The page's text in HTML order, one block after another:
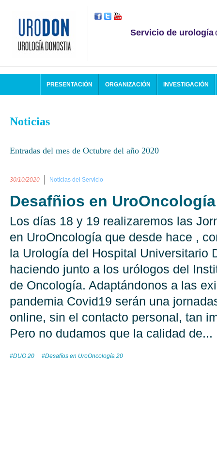
Servicio de urología
PRESENTACIÓN ORGANIZACIÓN INVESTIGACIÓN
Noticias
Entradas del mes de Octubre del año 2020
30/10/2020 Noticias del Servicio
Desafñios en UroOncología
Los días 18 y 19 realizaremos las
en UroOncología que desde hace ,
la Urología del Hospital Universitario
haciendo junto a los urólogos del
de Oncología. Adaptándonos a las
pandemia Covid19 serán una
online, sin el contacto personal, tan
Pero no dudamos que la calidad de...
#DUO 20 #Desafíos en UroOncología 20